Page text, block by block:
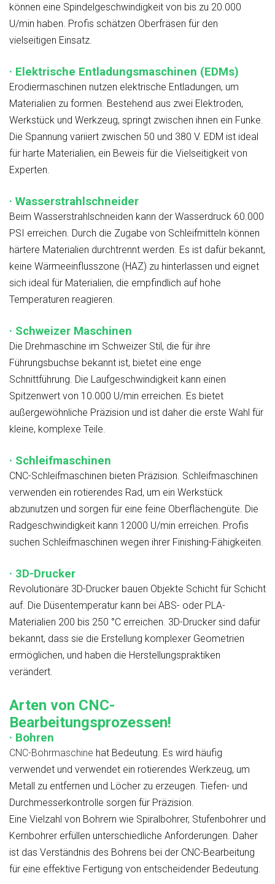
können eine Spindelgeschwindigkeit von bis zu 20.000
U/min haben. Profis schätzen Oberfräsen für den
vielseitigen Einsatz.
· Elektrische Entladungsmaschinen (EDMs)
Erodiermaschinen nutzen elektrische Entladungen, um
Materialien zu formen. Bestehend aus zwei Elektroden,
Werkstück und Werkzeug, springt zwischen ihnen ein Funke.
Die Spannung variiert zwischen 50 und 380 V. EDM ist ideal
für harte Materialien, ein Beweis für die Vielseitigkeit von
Experten.
· Wasserstrahlschneider
Beim Wasserstrahlschneiden kann der Wasserdruck 60.000
PSI erreichen. Durch die Zugabe von Schleifmitteln können
härtere Materialien durchtrennt werden. Es ist dafür bekannt,
keine Wärmeeinflusszone (HAZ) zu hinterlassen und eignet
sich ideal für Materialien, die empfindlich auf hohe
Temperaturen reagieren.
· Schweizer Maschinen
Die Drehmaschine im Schweizer Stil, die für ihre
Führungsbuchse bekannt ist, bietet eine enge
Schnittführung. Die Laufgeschwindigkeit kann einen
Spitzenwert von 10.000 U/min erreichen. Es bietet
außergewöhnliche Präzision und ist daher die erste Wahl für
kleine, komplexe Teile.
· Schleifmaschinen
CNC-Schleifmaschinen bieten Präzision. Schleifmaschinen
verwenden ein rotierendes Rad, um ein Werkstück
abzunutzen und sorgen für eine feine Oberflächengüte. Die
Radgeschwindigkeit kann 12000 U/min erreichen. Profis
suchen Schleifmaschinen wegen ihrer Finishing-Fähigkeiten.
· 3D-Drucker
Revolutionäre 3D-Drucker bauen Objekte Schicht für Schicht
auf. Die Düsentemperatur kann bei ABS- oder PLA-
Materialien 200 bis 250 °C erreichen. 3D-Drucker sind dafür
bekannt, dass sie die Erstellung komplexer Geometrien
ermöglichen, und haben die Herstellungspraktiken
verändert.
Arten von CNC-
Bearbeitungsprozessen!
· Bohren
CNC-Bohrmaschine hat Bedeutung. Es wird häufig
verwendet und verwendet ein rotierendes Werkzeug, um
Metall zu entfernen und Löcher zu erzeugen. Tiefen- und
Durchmesserkontrolle sorgen für Präzision.
Eine Vielzahl von Bohrern wie Spiralbohrer, Stufenbohrer und
Kernbohrer erfüllen unterschiedliche Anforderungen. Daher
ist das Verständnis des Bohrens bei der CNC-Bearbeitung
für eine effektive Fertigung von entscheidender Bedeutung.